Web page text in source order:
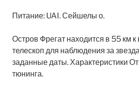
Питание: UAI. Сейшелы о.
Остров Фрегат находится в 55 км
телескоп для наблюдения за
заданные даты. Характеристики
тюнинга.